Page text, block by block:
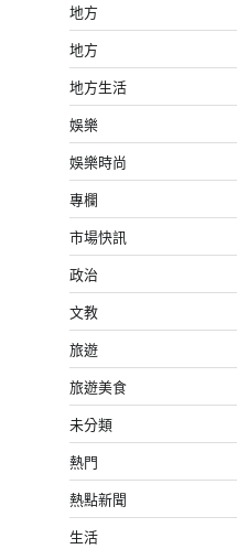
地方
地方
地方生活
娛樂
娛樂時尚
專欄
市場快訊
政治
文教
旅遊
旅遊美食
未分類
熱門
熱點新聞
生活